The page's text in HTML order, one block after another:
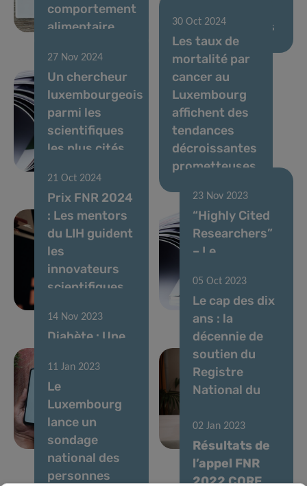
comportement
alimentaire
squelettiques
27 Nov 2024
Un chercheur
luxembourgeois
parmi les
scientifiques
les plus cités
30 Oct 2024
Les taux de
mortalité par
cancer au
Luxembourg
affichent des
tendances
décroissantes
prometteuses
21 Oct 2024
Prix FNR 2024
: Les mentors
du LIH guident
les
innovateurs
scientifiques
23 Nov 2023
“Highly Cited
Researchers”
– Le
toujours à la
une
14 Nov 2023
Diabète : Une
multiforme
pour lutter
contre une
maladie
polyvalente
05 Oct 2023
Le cap des dix
ans : la
décennie de
soutien du
Registre
National du
lutte contre le
cancer
11 Jan 2023
Le
Luxembourg
lance un
sondage
national des
personnes
02 Jan 2023
Résultats de
l’appel FNR
2022 CORE